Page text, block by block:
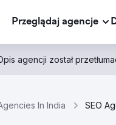
Przeglądaj agencje
agencji został
In India SEO